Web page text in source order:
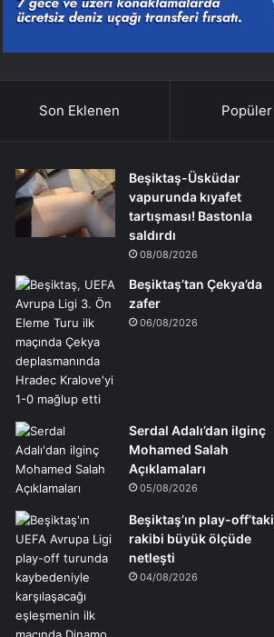
Son Eklenen Popüler
Beşiktaş-Üsküdar
vapurunda kıyafet
tartışması! Bastonla
saldırdı
08/08/2026
Beşiktaş’tan Çekya’da
zafer
06/08/2026
Serdal Adalı’dan ilginç
Mohamed Salah
Açıklamaları
05/08/2026
Beşiktaş’ın play-off’taki
rakibi büyük ölçüde
netleşti
04/08/2026